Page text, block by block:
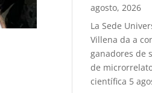
agosto, 2026
La Sede
Villena da a
ganadores de
de
científica 5